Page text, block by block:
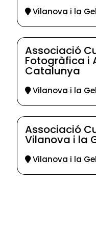
Vilanova i la
Associació
Fotogràfica i
Catalunya
Vilanova i la
Associació
Vilanova i la
Vilanova i la